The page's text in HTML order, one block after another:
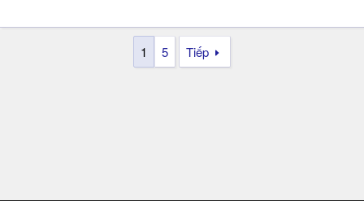
1 5 Tiếp